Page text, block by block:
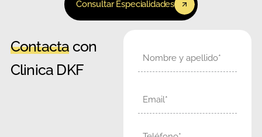
Consultar Especialidades
Contacta con
Clinica DKF